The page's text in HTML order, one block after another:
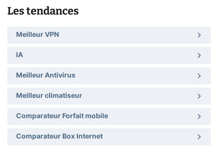
Les tendances
Meilleur VPN
IA
Meilleur Antivirus
Meilleur climatiseur
Comparateur Forfait mobile
Comparateur Box Internet